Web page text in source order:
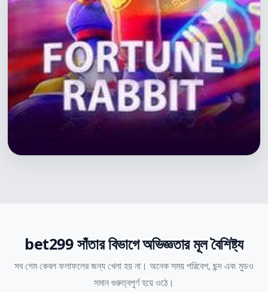
bet299 সাঁতার বিভাগে অভিজ্ঞতার মূল বৈশিষ্ট্য
সব গেম কেবল ফলাফলের জন্য খেলা হয় না। অনেক সময় পরিবেশ, ছন্দ এবং মুডও
সমান গুরুত্বপূর্ণ হয়ে ওঠে।